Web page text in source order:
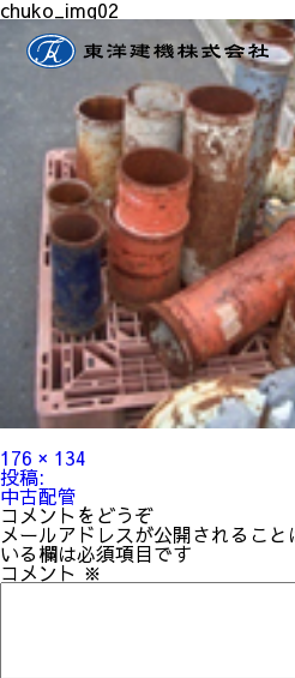
chuko_img02
フ
ル
サ
イ
ズ
176 × 134
投
稿
ナ
ビ
ゲ
ー
シ
投稿:
中古配管
コメントをどうぞ
メールアドレスが公開されること
いる欄は必須項目です
コメント ※